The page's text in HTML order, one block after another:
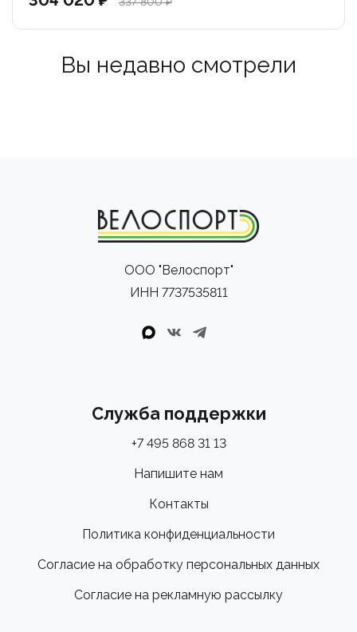
Вы недавно смотрели
ООО "Велоспорт"
ИНН 7737535811
Служба поддержки
+7 495 868 31 13
Напишите нам
Контакты
Политика конфиденциальности
Согласие на обработку персональных данных
Согласие на рекламную рассылку